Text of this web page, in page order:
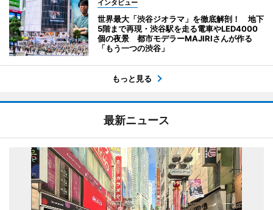
インタビュー
世界最大「渋谷ジオラマ」を徹底解剖！ 地下
5階まで再現・渋谷駅を走る電車やLED4000
個の夜景 都市モデラーMAJIRIさんが作る
「もう一つの渋谷」
もっと見る
最新ニュース